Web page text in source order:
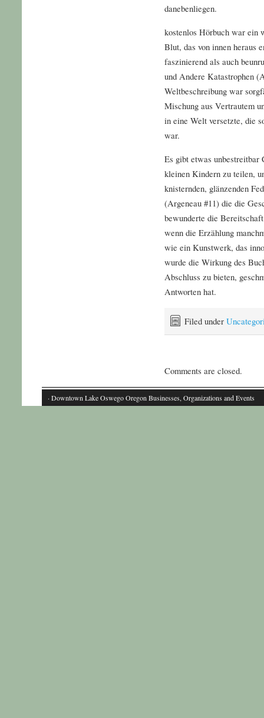
danebenliegen.
kostenlos Hörbuch war ein
Blut, das von innen heraus
faszinierend als auch
und Andere Katastrophen
Weltbeschreibung war
Mischung aus Vertrautem
in eine Welt versetzte, die
war.
Es gibt etwas unbestreitbar
kleinen Kindern zu teilen,
knisternden, glänzenden
(Argeneau #11) die die
bewunderte die
wenn die Erzählung
wie ein Kunstwerk, das
wurde die Wirkung des
Abschluss zu bieten,
Antworten hat.
Filed under
Comments are closed.
· Downtown Lake Oswego Oregon Businesses, Organizations and Events